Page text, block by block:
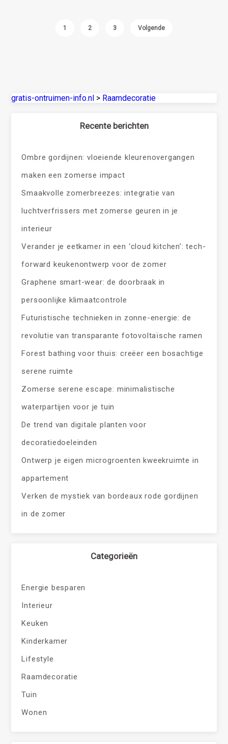
1 2 3 Volgende
gratis-ontruimen-info.nl > Raamdecoratie
Recente berichten
Ombre gordijnen: vloeiende kleurenovergangen
maken een zomerse impact
Smaakvolle zomerbreezes: integratie van
luchtverfrissers met zomerse geuren in je
interieur
Verander je eetkamer in een ‘cloud kitchen’: tech-
forward keukenontwerp voor de zomer
Graphene smart-wear: de doorbraak in
persoonlijke klimaatcontrole
Futuristische technieken in zonne-energie: de
revolutie van transparante fotovoltaïsche ramen
Forest bathing voor thuis: creëer een bosachtige
serene ruimte
Zomerse serene escape: minimalistische
waterpartijen voor je tuin
De trend van digitale planten voor
decoratiedoeleinden
Ontwerp je eigen microgroenten kweekruimte in
appartement
Verken de mystiek van bordeaux rode gordijnen
in de zomer
Categorieën
Energie besparen
Interieur
Keuken
Kinderkamer
Lifestyle
Raamdecoratie
Tuin
Wonen